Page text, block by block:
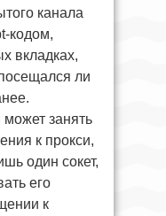
канала
кодом,
вкладках,
ли
занять
к прокси,
один сокет,
его
к